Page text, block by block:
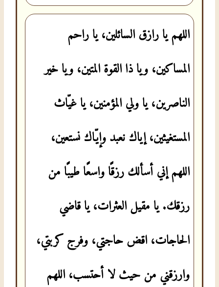
اللهم يا رازق السائلين، يا راحم
المساكين، ويا ذا القوة المتين، ويا خير
الناصرين، يا ولي المؤمنين، يا غيّاث
المستغيثين، إياك نعبد وإيّاك نستعين،
اللهم إني أسألك رزقًا واسعًا طيبًا من
رزقك. يا مقيل العثرات، يا قاضي
الحاجات، اقض حاجتي، وفرج كربتي،
وارزقني من حيث لا أحتسب، اللهم